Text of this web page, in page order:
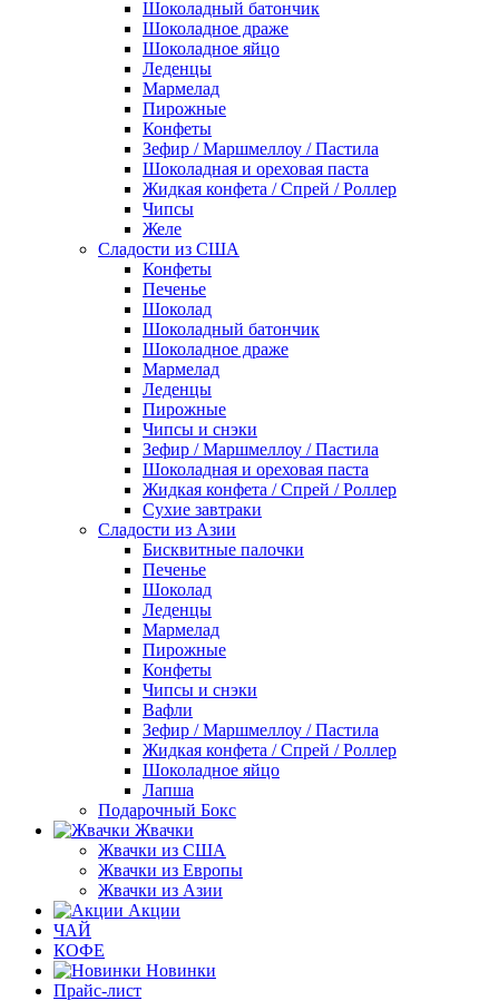
Шоколадный батончик
Шоколадное драже
Шоколадное яйцо
Леденцы
Мармелад
Пирожные
Конфеты
Зефир / Маршмеллоу / Пастила
Шоколадная и ореховая паста
Жидкая конфета / Спрей / Роллер
Чипсы
Желе
Сладости из США
Конфеты
Печенье
Шоколад
Шоколадный батончик
Шоколадное драже
Мармелад
Леденцы
Пирожные
Чипсы и снэки
Зефир / Маршмеллоу / Пастила
Шоколадная и ореховая паста
Жидкая конфета / Спрей / Роллер
Сухие завтраки
Сладости из Азии
Бисквитные палочки
Печенье
Шоколад
Леденцы
Мармелад
Пирожные
Конфеты
Чипсы и снэки
Вафли
Зефир / Маршмеллоу / Пастила
Жидкая конфета / Спрей / Роллер
Шоколадное яйцо
Лапша
Подарочный Бокс
Жвачки
Жвачки из США
Жвачки из Европы
Жвачки из Азии
Акции
ЧАЙ
КОФЕ
Новинки
Прайс-лист